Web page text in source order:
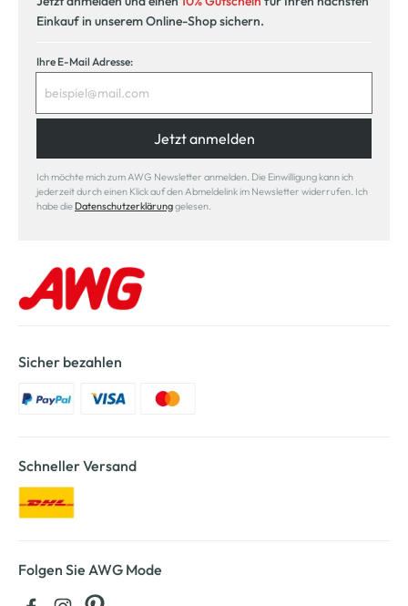
Einkauf in unserem Online-Shop sichern.
Ihre E-Mail Adresse:
Jetzt anmelden
Ich möchte mich zum AWG Newsletter anmelden. Die Einwilligung kann ich
jederzeit durch einen Klick auf den Abmeldelink im Newsletter widerrufen. Ich
habe die Datenschutzerklärunggelesen.
Sicher bezahlen
Schneller Versand
Folgen Sie AWG Mode